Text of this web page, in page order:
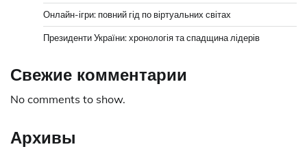
Онлайн-ігри: повний гід по віртуальних світах
Президенти України: хронологія та спадщина лідерів
Свежие комментарии
No comments to show.
Архивы